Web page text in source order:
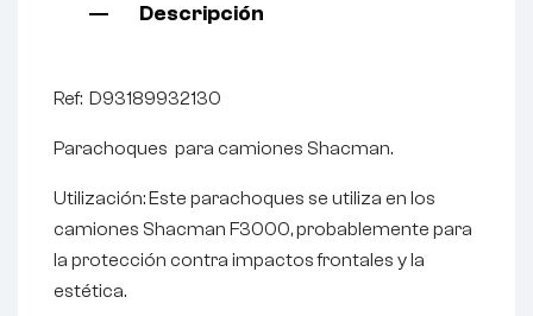
Descripción
Ref: D93189932130
Parachoques para camiones Shacman.
Utilización: Este parachoques se utiliza en los
camiones Shacman F3000, probablemente para
la protección contra impactos frontales y la
estética.